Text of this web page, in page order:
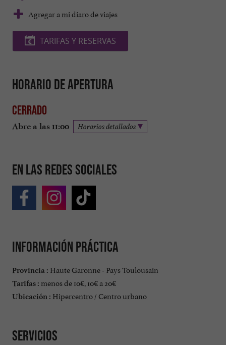
Agregar a mi diaro de viajes
TARIFAS Y RESERVAS
Horario de apertura
Cerrado
Abre a las 11:00 Horarios detallados
En las redes sociales
Información práctica
Provincia : Haute Garonne - Pays Toulousain
Tarifas : menos de 10€, 10€ a 20€
Ubicación : Hipercentro / Centro urbano
Servicios